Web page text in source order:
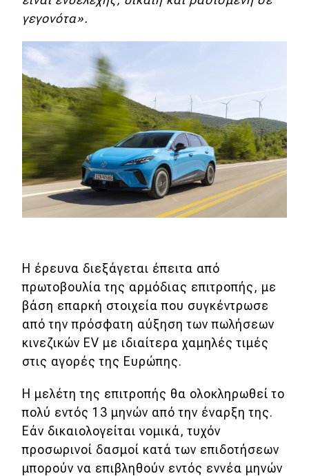
γεγονότα».
Η έρευνα διεξάγεται έπειτα από
πρωτοβουλία της αρμόδιας επιτροπής, με
βάση επαρκή στοιχεία που συγκέντρωσε
από την πρόσφατη αύξηση των πωλήσεων
κινεζικών EV με ιδιαίτερα χαμηλές τιμές
στις αγορές της Ευρώπης.
Η μελέτη της επιτροπής θα ολοκληρωθεί το
πολύ εντός 13 μηνών από την έναρξη της.
Εάν δικαιολογείται νομικά, τυχόν
προσωρινοί δασμοί κατά των επιδοτήσεων
μπορούν να επιβληθούν εντός εννέα μηνών